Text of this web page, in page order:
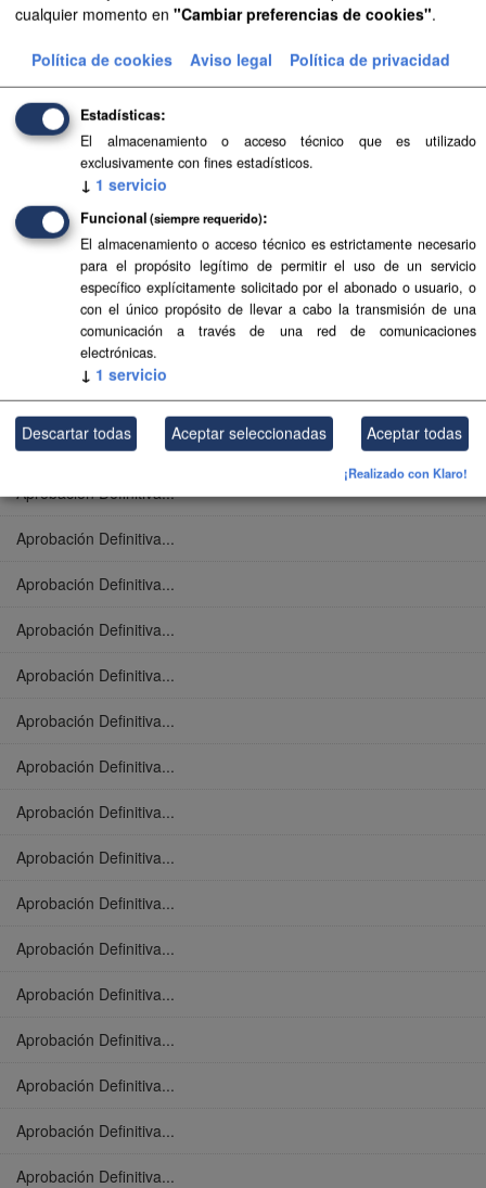
Aprobación Definitiva...
Aprobación Definitiva...
Aprobación Definitiva...
Aprobación Definitiva...
Aprobación Definitiva...
Aprobación Definitiva...
Aprobación Definitiva...
Aprobación Definitiva...
Aprobación Definitiva...
Aprobación Definitiva...
Aprobación Definitiva...
Aprobación Definitiva...
Aprobación Definitiva...
Aprobación Definitiva...
Aprobación Definitiva...
Aprobación Definitiva...
Aprobación Definitiva...
Aprobación Definitiva...
Aprobación Definitiva...
Aprobación Definitiva...
Aprobación Definitiva...
Aprobación Definitiva...
Aprobación Definitiva...
Aprobación Definitiva...
Aprobación Definitiva...
cualquier momento en "Cambiar preferencias de cookies".
Política de cookies Aviso legal Política de privacidad
Estadísticas
El almacenamiento o acceso técnico que es utilizado
exclusivamente con fines estadísticos.
↓ 1 servicio
Funcional (siempre requerido)
El almacenamiento o acceso técnico es estrictamente necesario
para el propósito legítimo de permitir el uso de un servicio
específico explícitamente solicitado por el abonado o usuario, o
con el único propósito de llevar a cabo la transmisión de una
comunicación a través de una red de comunicaciones
electrónicas.
↓ 1 servicio
Descartar todas Aceptar seleccionadas Aceptar todas
¡Realizado con Klaro!